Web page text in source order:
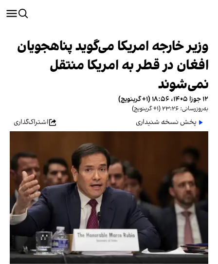
وزیر خارجه امریکا می‌گوید پناهجویان
افغان در قطر به امریکا منتقل
نمی‌شوند
۱۲ جوزا ۱۴۰۵، ۱۸:۵۶ (‎+۱ گرینویچ)
به‌روزرسانی: ۲۳:۲۶ (‎+۱ گرینویچ)
پخش نسخه شنیداری اشتراک‌گذاری